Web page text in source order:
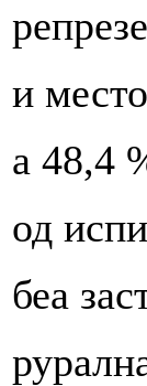
и
а 48,4
од
беа